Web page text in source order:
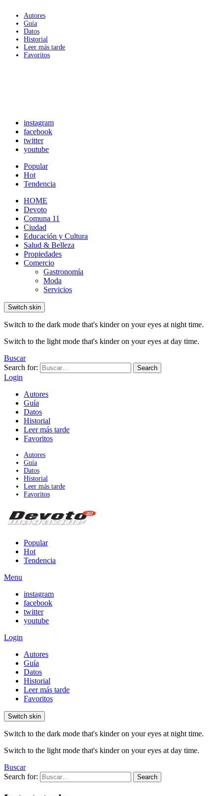
Autores
Guía
Datos
Historial
Leer más tarde
Favoritos
instagram
facebook
twitter
youtube
Popular
Hot
Tendencia
HOME
Devoto
Comuna 11
Ciudad
Educación y Cultura
Salud & Belleza
Propiedades
Comercio
Gastronomía
Moda
Servicios
Switch skin
Switch to the dark mode that's kinder on your eyes at night time.
Switch to the light mode that's kinder on your eyes at day time.
Buscar
Search for:
Search
Login
Autores
Guía
Datos
Historial
Leer más tarde
Favoritos
Autores
Guía
Datos
Historial
Leer más tarde
Favoritos
Popular
Hot
Tendencia
Menu
instagram
facebook
twitter
youtube
Login
Autores
Guía
Datos
Historial
Leer más tarde
Favoritos
Switch skin
Switch to the dark mode that's kinder on your eyes at night time.
Switch to the light mode that's kinder on your eyes at day time.
Buscar
Search for:
Search